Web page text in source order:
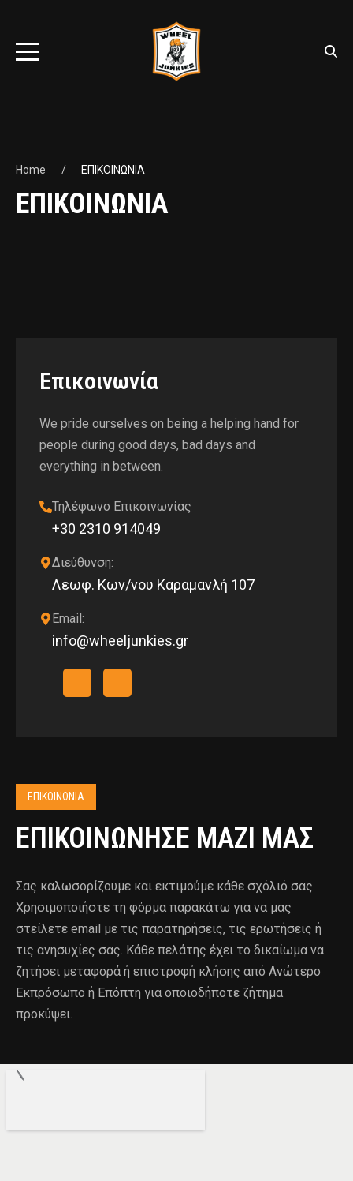
Home ΕΠΙΚΟΙΝΩΝΙΑ
ΕΠΙΚΟΙΝΩΝΙΑ
Επικοινωνία
We pride ourselves on being a helping hand for
people during good days, bad days and
everything in between.
Τηλέφωνο Επικοινωνίας
+30 2310 914049
Διεύθυνση:
Λεωφ. Κων/νου Καραμανλή 107
Email:
info@wheeljunkies.gr
ΕΠΙΚΟΙΝΩΝΙΑ
ΕΠΙΚΟΙΝΩΝΗΣΕ ΜΑΖΙ ΜΑΣ
Σας καλωσορίζουμε και εκτιμούμε κάθε σχόλιό σας.
Χρησιμοποιήστε τη φόρμα παρακάτω για να μας
στείλετε email με τις παρατηρήσεις, τις ερωτήσεις ή
τις ανησυχίες σας. Κάθε πελάτης έχει το δικαίωμα να
ζητήσει μεταφορά ή επιστροφή κλήσης από Ανώτερο
Εκπρόσωπο ή Επόπτη για οποιοδήποτε ζήτημα
προκύψει.